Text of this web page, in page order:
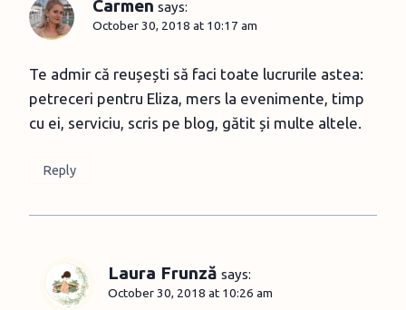
Carmen says:
October 30, 2018 at 10:17 am
Te admir că reușești să faci toate lucrurile astea:
petreceri pentru Eliza, mers la evenimente, timp
cu ei, serviciu, scris pe blog, gătit și multe altele.
Reply
Laura Frunză says:
October 30, 2018 at 10:26 am